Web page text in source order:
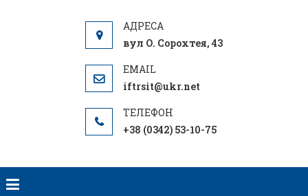
вул О. Сорохтея, 43
iftrsit@ukr.net
+38 (0342) 53-10-75